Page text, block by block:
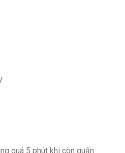
quá 5 phút khi còn quấn